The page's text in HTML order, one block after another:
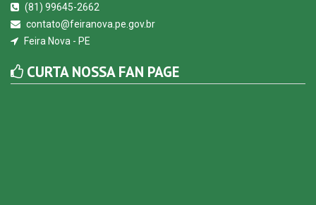
(81) 99645-2662
contato@feiranova.pe.gov.br
Feira Nova - PE
CURTA NOSSA FAN PAGE